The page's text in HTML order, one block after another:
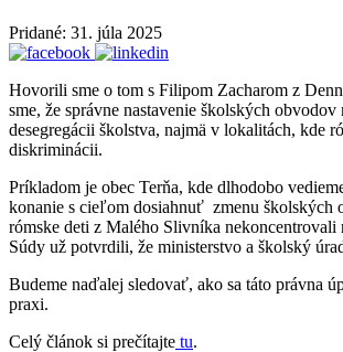
Pridané: 31. júla 2025
Hovorili sme o tom s Filipom Zacharom z
sme, že správne nastavenie školských
desegregácii školstva, najmä v lokalitách, kde
diskriminácii.
Príkladom je obec Terňa, kde dlhodobo
konanie s cieľom dosiahnuť zmenu školských
rómske deti z Malého Slivníka nekoncentrovali
Súdy už potvrdili, že ministerstvo a školský
Budeme naďalej sledovať, ako sa táto právna
praxi.
Celý článok si prečítajte tu.